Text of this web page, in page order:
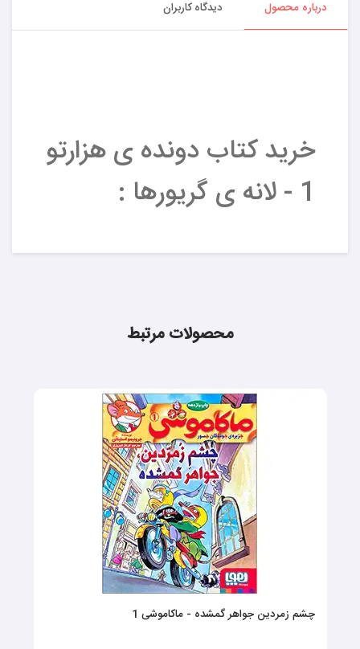
درباره محصول دیدگاه کاربران
خرید کتاب دونده ی هزارتو
1 - لانه ی گریورها :
محصولات مرتبط
چشم زمردین جواهر گمشده - ماکاموشی 1